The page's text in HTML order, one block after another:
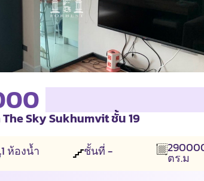
Sky Sukhumvit ชั้น 19
1 ห้องน้ำ ชั้นที่ - ตร.ม